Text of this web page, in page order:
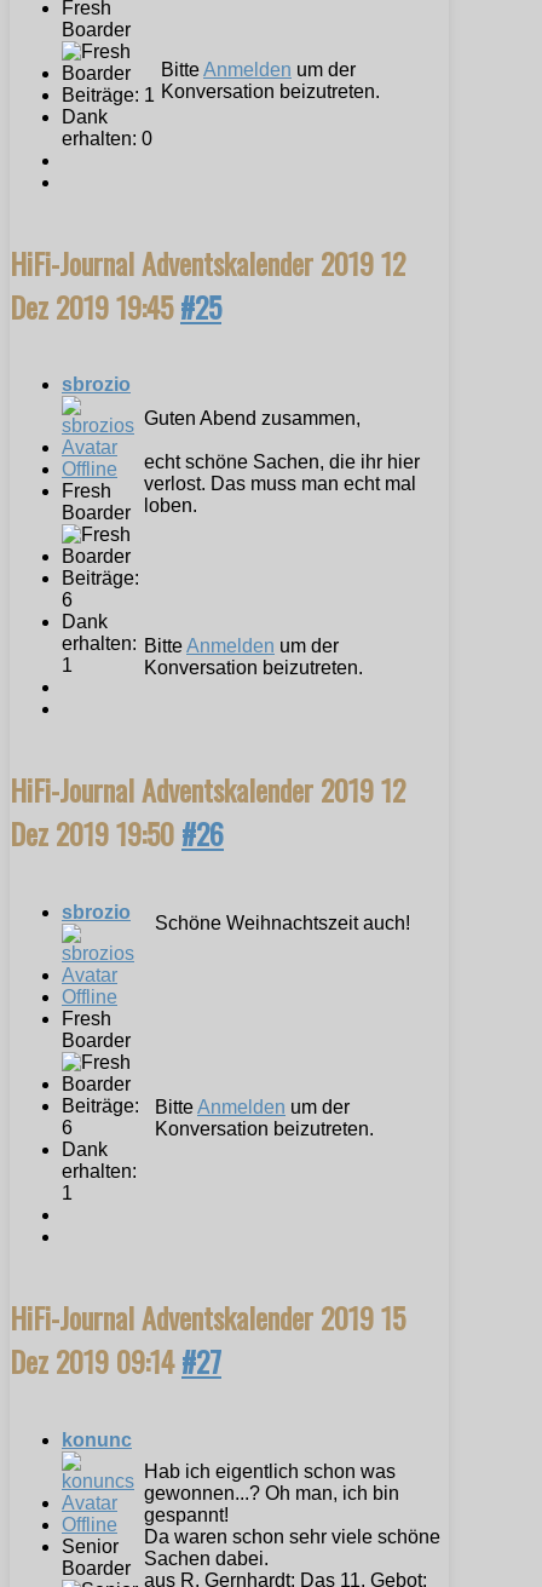
Fresh
Boarder
Beiträge: 1
Dank
erhalten: 0
BitteAnmelden um der
Konversation beizutreten.
HiFi-Journal Adventskalender 201912
Dez 2019 19:45#25
sbrozio
Offline
Fresh
Boarder
Beiträge:
6
Dank
erhalten:
1
Guten Abend zusammen,
echt schöne Sachen, die ihr hier
verlost. Das muss man echt mal
loben.
BitteAnmelden um der
Konversation beizutreten.
HiFi-Journal Adventskalender 201912
Dez 2019 19:50#26
sbrozio
Offline
Fresh
Boarder
Beiträge:
6
Dank
erhalten:
1
Schöne Weihnachtszeit auch!
BitteAnmelden um der
Konversation beizutreten.
HiFi-Journal Adventskalender 201915
Dez 2019 09:14#27
konunc
Offline
Senior
Boarder
Hab ich eigentlich schon was
gewonnen...? Oh man, ich bin
gespannt!
Da waren schon sehr viele schöne
Sachen dabei.
aus R. Gernhardt: Das 11. Gebot: